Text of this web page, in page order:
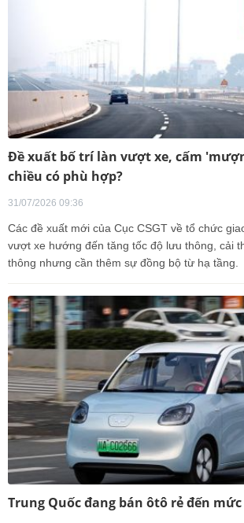
Đề xuất bố trí làn vượt xe, cấm
chiều có phù hợp?
31/07/2026 09:36
Các đề xuất mới của Cục CSGT về tổ chức
vượt xe hướng đến tăng tốc độ lưu thông, cải
thông nhưng cần thêm sự đồng bộ từ hạ tầng.
Trung Quốc đang bán ôtô rẻ đến